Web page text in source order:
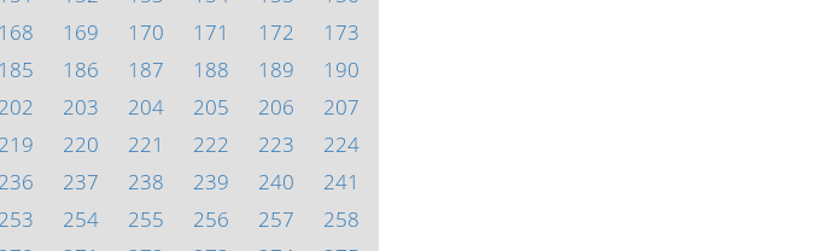
168 169 170 171 172
173
185 186 187 188 189
190
202 203 204 205 206
207
219 220 221 222 223
224
236 237 238 239 240
241
253 254 255 256 257
258